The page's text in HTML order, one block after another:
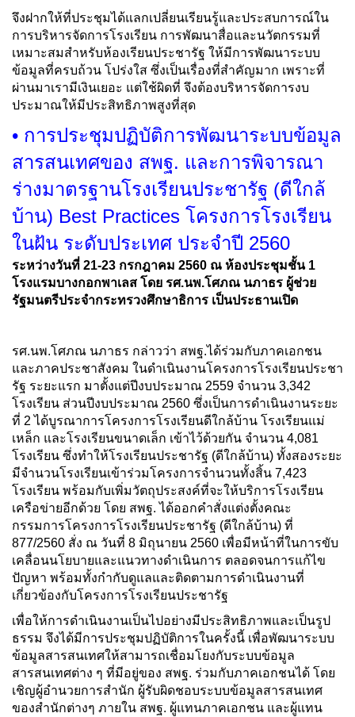
จึงฝากให้ที่ประชุมได้แลกเปลี่ยนเรียนรู้และประสบการณ์ใน
การบริหารจัดการโรงเรียน การพัฒนาสื่อและนวัตกรรมที่
เหมาะสมสำหรับห้องเรียนประชารัฐ ให้มีการพัฒนาระบบ
ข้อมูลที่ครบถ้วน โปร่งใส ซึ่งเป็นเรื่องที่สำคัญมาก เพราะที่
ผ่านมาเรามีเงินเยอะ แต่ใช้ผิดที่ จึงต้องบริหารจัดการงบ
ประมาณให้มีประสิทธิภาพสูงที่สุด
• การประชุมปฏิบัติการพัฒนาระบบข้อมูล
สารสนเทศของ สพฐ. และการพิจารณา
ร่างมาตรฐานโรงเรียนประชารัฐ (ดีใกล้
บ้าน) Best Practices โครงการโรงเรียน
ในฝัน ระดับประเทศ ประจำปี 2560
ระหว่างวันที่ 21-23 กรกฎาคม 2560 ณ ห้องประชุมชั้น 1
โรงแรมบางกอกพาเลส โดย รศ.นพ.โศภณ นภาธร ผู้ช่วย
รัฐมนตรีประจำกระทรวงศึกษาธิการ เป็นประธานเปิด
รศ.นพ.โศภณ นภาธร กล่าวว่า สพฐ.ได้ร่วมกับภาคเอกชน
และภาคประชาสังคม ในดำเนินงานโครงการโรงเรียนประชา
รัฐ ระยะแรก มาตั้งแต่ปีงบประมาณ 2559 จำนวน 3,342
โรงเรียน ส่วนปีงบประมาณ 2560 ซึ่งเป็นการดำเนินงานระยะ
ที่ 2 ได้บูรณาการโครงการโรงเรียนดีใกล้บ้าน โรงเรียนแม่
เหล็ก และโรงเรียนขนาดเล็ก เข้าไว้ด้วยกัน จำนวน 4,081
โรงเรียน ซึ่งทำให้โรงเรียนประชารัฐ (ดีใกล้บ้าน) ทั้งสองระยะ
มีจำนวนโรงเรียนเข้าร่วมโครงการจำนวนทั้งสิ้น 7,423
โรงเรียน พร้อมกับเพิ่มวัตถุประสงค์ที่จะให้บริการโรงเรียน
เครือข่ายอีกด้วย โดย สพฐ. ได้ออกคำสั่งแต่งตั้งคณะ
กรรมการโครงการโรงเรียนประชารัฐ (ดีใกล้บ้าน) ที่
877/2560 สั่ง ณ วันที่ 8 มิถุนายน 2560 เพื่อมีหน้าที่ในการขับ
เคลื่อนนโยบายและแนวทางดำเนินการ ตลอดจนการแก้ไข
ปัญหา พร้อมทั้งกำกับดูแลและติดตามการดำเนินงานที่
เกี่ยวข้องกับโครงการโรงเรียนประชารัฐ
เพื่อให้การดำเนินงานเป็นไปอย่างมีประสิทธิภาพและเป็นรูป
ธรรม จึงได้มีการประชุมปฏิบัติการในครั้งนี้ เพื่อพัฒนาระบบ
ข้อมูลสารสนเทศให้สามารถเชื่อมโยงกับระบบข้อมูล
สารสนเทศต่าง ๆ ที่มีอยู่ของ สพฐ. ร่วมกับภาคเอกชนได้ โดย
เชิญผู้อำนวยการสำนัก ผู้รับผิดชอบระบบข้อมูลสารสนเทศ
ของสำนักต่างๆ ภายใน สพฐ. ผู้แทนภาคเอกชน และผู้แทน